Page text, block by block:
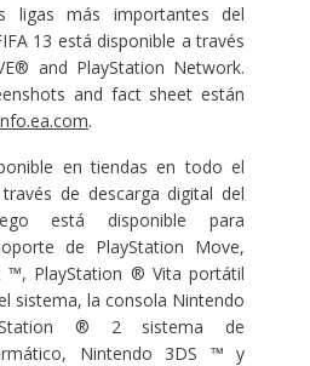
ligas más importantes del
13 está disponible a través
and PlayStation Network.
and fact sheet están
.
en tiendas en todo el
de descarga digital del
está disponible para
de PlayStation Move,
™, PlayStation ® Vita portátil
sistema, la consola Nintendo
® 2 sistema de
Nintendo 3DS ™ y